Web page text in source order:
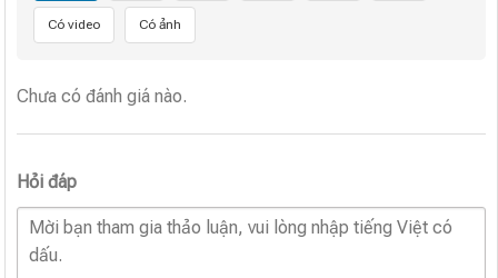
Có video Có ảnh
Chưa có đánh giá nào.
Hỏi đáp